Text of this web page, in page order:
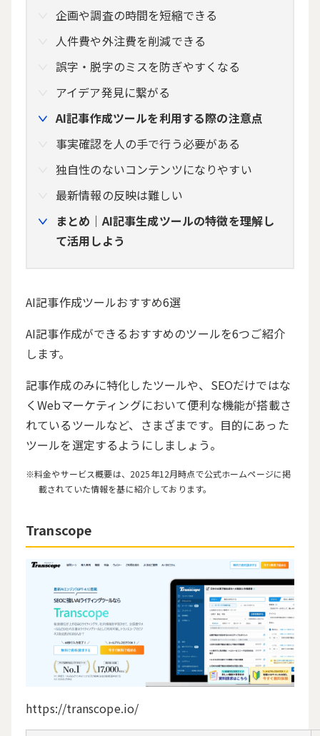
企画や調査の時間を短縮できる
人件費や外注費を削減できる
誤字・脱字のミスを防ぎやすくなる
アイデア発見に繋がる
AI記事作成ツールを利用する際の注意点
事実確認を人の手で行う必要がある
独自性のないコンテンツになりやすい
最新情報の反映は難しい
まとめ｜AI記事生成ツールの特徴を理解し
て活用しよう
AI記事作成ツールおすすめ6選
AI記事作成ができるおすすめのツールを6つご紹介
します。
記事作成のみに特化したツールや、SEOだけではな
くWebマーケティングにおいて便利な機能が搭載さ
れているツールなど、さまざまです。目的にあった
ツールを選定するようにしましょう。
料金やサービス概要は、2025年12月時点で公式ホームページに掲
載されていた情報を基に紹介しております。
Transcope
https://transcope.io/